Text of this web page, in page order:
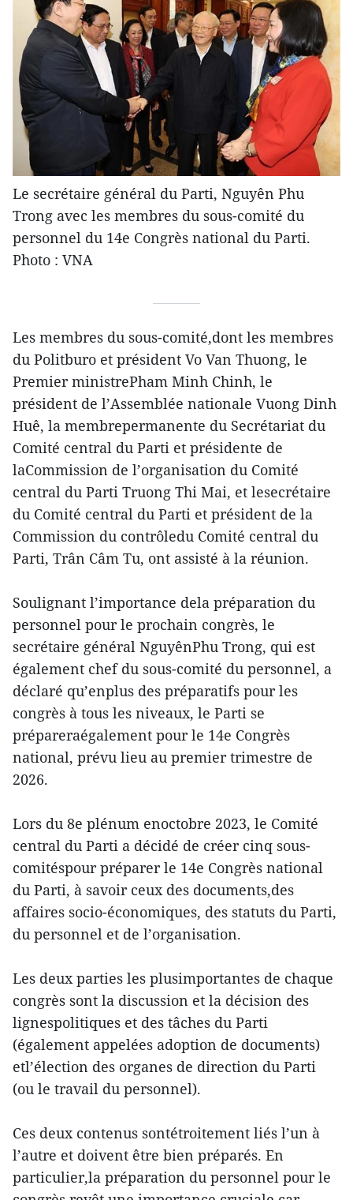
Le secrétaire général du Parti, Nguyên Phu
Trong avec les membres du sous-comité du
personnel du 14e Congrès national du Parti.
Photo : VNA
Les membres du sous-comité,dont les membres
du Politburo et président Vo Van Thuong, le
Premier ministrePham Minh Chinh, le
président de l’Assemblée nationale Vuong Dinh
Huê, la membrepermanente du Secrétariat du
Comité central du Parti et présidente de
laCommission de l’organisation du Comité
central du Parti Truong Thi Mai, et lesecrétaire
du Comité central du Parti et président de la
Commission du contrôledu Comité central du
Parti, Trân Câm Tu, ont assisté à la réunion.
Soulignant l’importance dela préparation du
personnel pour le prochain congrès, le
secrétaire général NguyênPhu Trong, qui est
également chef du sous-comité du personnel, a
déclaré qu’enplus des préparatifs pour les
congrès à tous les niveaux, le Parti se
prépareraégalement pour le 14e Congrès
national, prévu lieu au premier trimestre de
2026.
Lors du 8e plénum enoctobre 2023, le Comité
central du Parti a décidé de créer cinq sous-
comitéspour préparer le 14e Congrès national
du Parti, à savoir ceux des documents,des
affaires socio-économiques, des statuts du Parti,
du personnel et de l’organisation.
Les deux parties les plusimportantes de chaque
congrès sont la discussion et la décision des
lignespolitiques et des tâches du Parti
(également appelées adoption de documents)
etl’élection des organes de direction du Parti
(ou le travail du personnel).
Ces deux contenus sontétroitement liés l’un à
l’autre et doivent être bien préparés. En
particulier,la préparation du personnel pour le